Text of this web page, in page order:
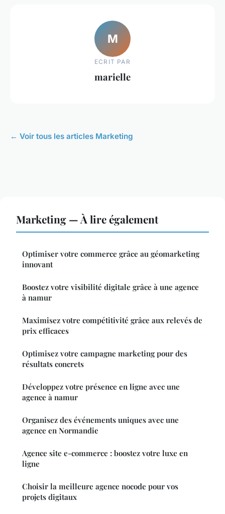
M
ECRIT PAR
marielle
← Voir tous les articles Marketing
Marketing — À lire également
Optimiser votre commerce grâce au géomarketing
innovant
Boostez votre visibilité digitale grâce à une agence
à namur
Maximisez votre compétitivité grâce aux relevés de
prix efficaces
Optimisez votre campagne marketing pour des
résultats concrets
Développez votre présence en ligne avec une
agence à namur
Organisez des événements uniques avec une
agence en Normandie
Agence site e-commerce : boostez votre luxe en
ligne
Choisir la meilleure agence nocode pour vos
projets digitaux